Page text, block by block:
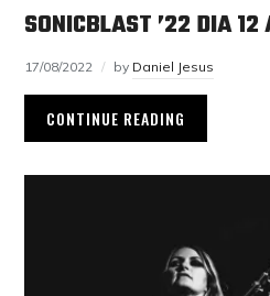
SONICBLAST ’22 DIA 12
17/08/2022 by Daniel Jesus
CONTINUE READING